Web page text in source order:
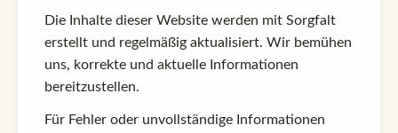
Die Inhalte dieser Website werden mit Sorgfalt
erstellt und regelmäßig aktualisiert. Wir bemühen
uns, korrekte und aktuelle Informationen
bereitzustellen.
Für Fehler oder unvollständige Informationen